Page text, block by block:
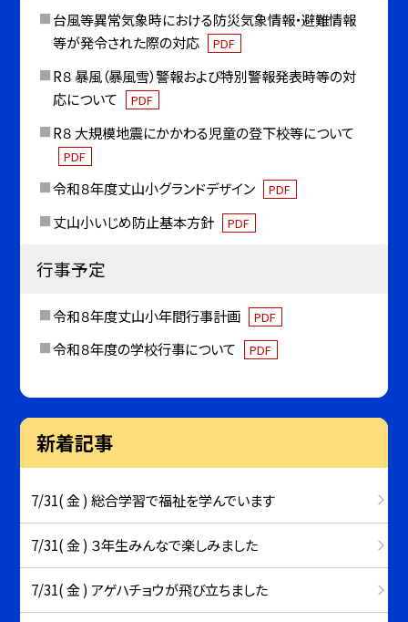
台風等異常気象時における防災気象情報・避難情報
等が発令された際の対応
PDF
R８ 暴風（暴風雪）警報および特別警報発表時等の対
応について
PDF
R８ 大規模地震にかかわる児童の登下校等について
PDF
令和８年度丈山小グランドデザイン PDF
丈山小いじめ防止基本方針 PDF
行事予定
令和８年度丈山小年間行事計画 PDF
令和８年度の学校行事について PDF
新着記事
7/31( 金 ) 総合学習で福祉を学んでいます
7/31( 金 ) ３年生みんなで楽しみました
7/31( 金 ) アゲハチョウが飛び立ちました